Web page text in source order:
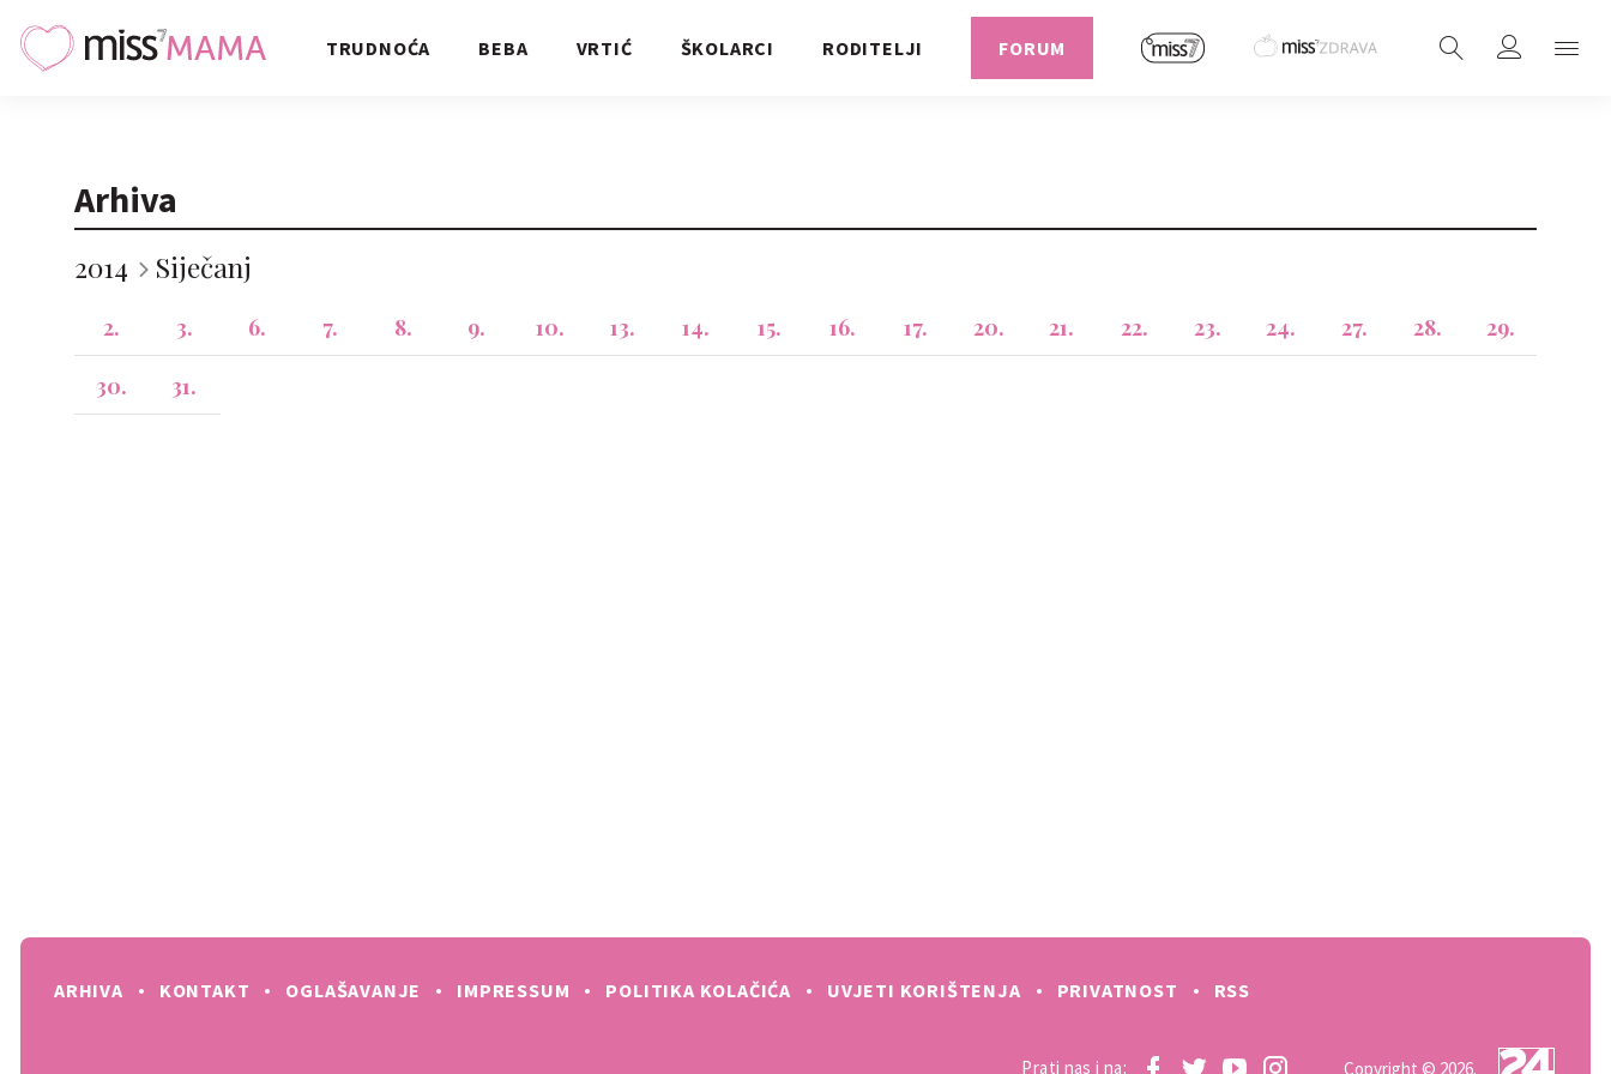
TRUDNOĆA BEBA VRTIĆ ŠKOLARCI RODITELJI FORUM
Arhiva
2014 Siječanj
2. 3. 6. 7. 8. 9. 10. 13. 14. 15. 16. 17. 20. 21. 22. 23. 24. 27. 28. 29.
30. 31.
ARHIVA KONTAKT OGLAŠAVANJE IMPRESSUM POLITIKA KOLAČIĆA UVJETI KORIŠTENJA PRIVATNOST RSS
Prati nas i na: Copyright © 2026.